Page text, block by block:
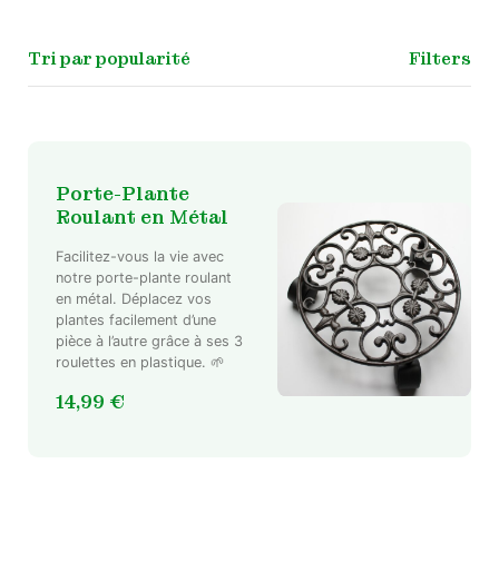
Filters
Porte-Plante
Roulant en Métal
Facilitez-vous la vie avec
notre porte-plante roulant
en métal. Déplacez vos
plantes facilement d’une
pièce à l’autre grâce à ses 3
roulettes en plastique. 🌱
14,99 €